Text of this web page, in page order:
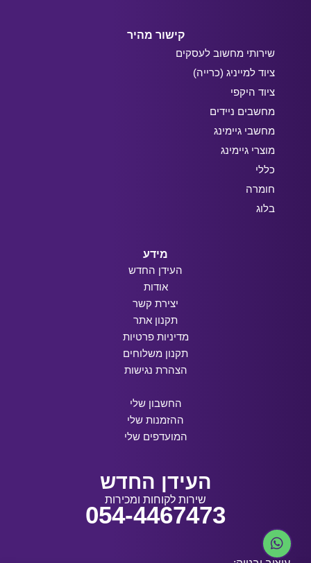
קישור מהיר
שירותי מחשוב לעסקים
ציוד למייניג (כרייה)
ציוד היקפי
מחשבים ניידים
מחשבי גיימינג
מוצרי גיימינג
כללי
חומרה
בלוג
מידע
העידן החדש
אודות
יצירת קשר
תקנון אתר
מדיניות פרטיות
תקנון משלוחים
הצהרת נגישות
החשבון שלי
ההזמנות שלי
המועדפים שלי
העידן החדש
שירות לקוחות ומכירות
054-4467473